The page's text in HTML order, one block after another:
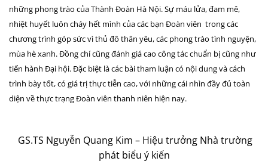
những phong trào của Thành Đoàn Hà Nội. Sự máu lửa, đam mê,
nhiệt huyết luôn cháy hết mình của các bạn Đoàn viên trong các
chương trình góp sức vì thủ đô thân yêu, các phong trào tình nguyện,
mùa hè xanh. Đồng chí cũng đánh giá cao công tác chuẩn bị cũng như
tiến hành Đại hội. Đặc biệt là các bài tham luận có nội dung và cách
trình bày tốt, có giá trị thực tiễn cao, với những cái nhìn đầy đủ toàn
diện về thực trạng Đoàn viên thanh niên hiện nay.
GS.TS Nguyễn Quang Kim – Hiệu trưởng Nhà trường
phát biểu ý kiến